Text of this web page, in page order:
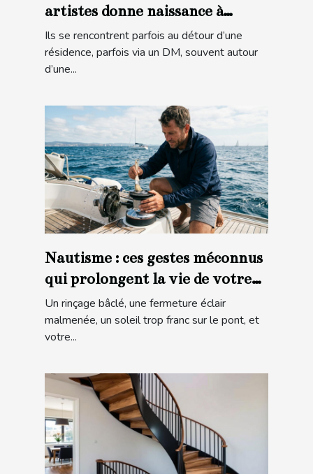
artistes donne naissance à
l’inattendu
Ils se rencontrent parfois au détour d’une
résidence, parfois via un DM, souvent autour
d’une...
Nautisme : ces gestes méconnus
qui prolongent la vie de votre
matériel en mer
Un rinçage bâclé, une fermeture éclair
malmenée, un soleil trop franc sur le pont, et
votre...